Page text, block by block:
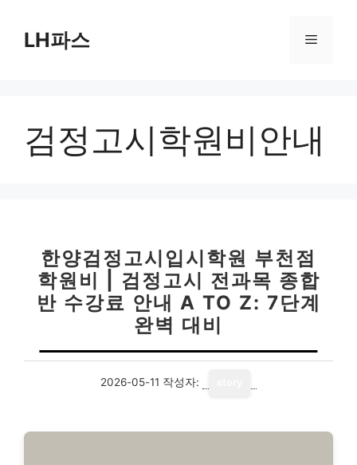
LH파스 메
검정고시학원비안내
한양검정고시입시학원 부천점
학원비 | 검정고시 전과목 종합
반 수강료 안내 A TO Z: 7단계
완벽 대비
2026-05-11 작성자: